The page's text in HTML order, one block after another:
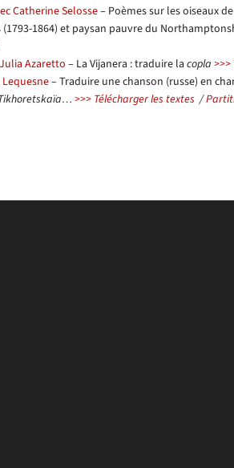
Catherine Selosse– Poèmes sur les oiseaux
1864) et paysan pauvre du
Azaretto – La Vijanera : traduire la copla
Lequesne– Traduire une chanson (russe) en
>>> Télécharger les textes /